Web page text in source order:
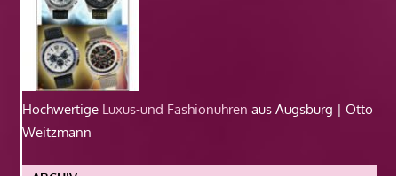
Hochwertige Luxus-und Fashionuhren aus Augsburg | Otto
Weitzmann